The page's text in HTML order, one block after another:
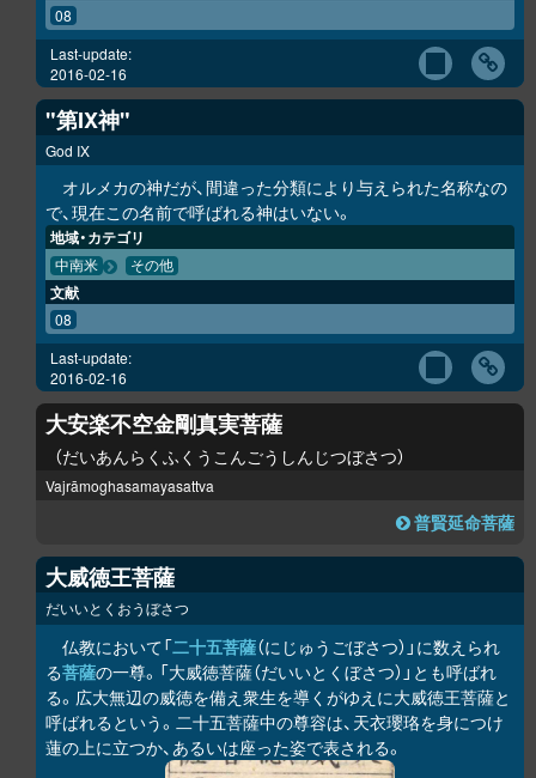
08
Last-update:
2016-02-16
"第IX神"
God IX
オルメカの神だが、間違った分類により与えられた名称なの
で、現在この名前で呼ばれる神はいない。
地域・カテゴリ
中南米 その他
文献
08
Last-update:
2016-02-16
大安楽不空金剛真実菩薩
だいあんらくふくうこんごうしんじつぼさつ
Vajrāmoghasamayasattva
普賢延命菩薩
大威徳王菩薩
だいいとくおうぼさつ
仏教において「二十五菩薩（にじゅうごぼさつ）」に数えられ
る菩薩の一尊。「大威徳菩薩（だいいとくぼさつ）」とも呼ばれ
る。広大無辺の威徳を備え衆生を導くがゆえに大威徳王菩薩と
呼ばれるという。二十五菩薩中の尊容は、天衣瓔珞を身につけ
蓮の上に立つか、あるいは座った姿で表される。